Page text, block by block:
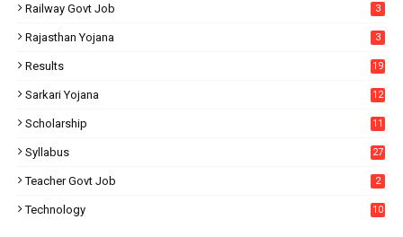
Railway Govt Job 3
Rajasthan Yojana 3
Results 19
Sarkari Yojana 12
Scholarship 11
Syllabus 27
Teacher Govt Job 2
Technology 10